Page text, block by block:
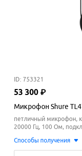
ID: 753321
53 300 ₽
Микрофон Shure
петличный микрофон,
20000 Гц, 100 Ом,
Способы получения